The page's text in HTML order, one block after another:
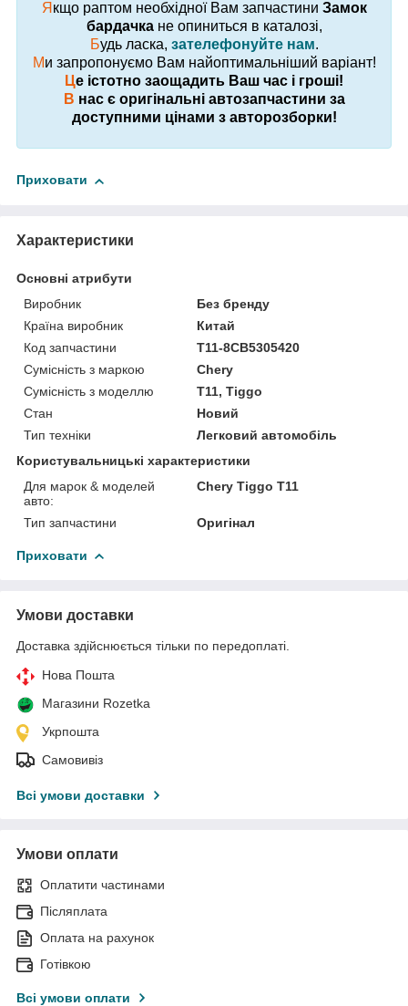
Я кщо раптом необхідної Вам запчастини Замок
бардачкане опиниться в каталозі,
Будь ласка, зателефонуйте нам.
Ми запропонуємо Вам найоптимальніший варіант!
Це істотно заощадить Ваш час і гроші!
В нас є оригінальні автозапчастини за
доступними цінами з авторозборки!
Приховати
Характеристики
Основні атрибути
Виробник
Без бренду
Країна виробник
Китай
Код запчастини
T11-8CB5305420
Сумісність з маркою
Chery
Сумісність з моделлю
T11, Tiggo
Стан
Новий
Тип техніки
Легковий автомобіль
Користувальницькі характеристики
Для марок & моделей
авто:
Chery Tiggo Т11
Тип запчастини Оригінал
Приховати
Умови доставки
Доставка здійснюється тільки по передоплаті.
Нова Пошта
Магазини Rozetka
Укрпошта
Самовивіз
Всі умови доставки
Умови оплати
Оплатити частинами
Післяплата
Оплата на рахунок
Готівкою
Всі умови оплати